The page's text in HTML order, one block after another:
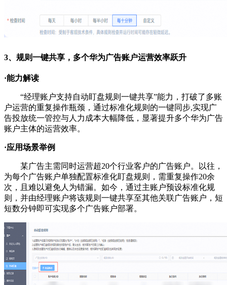
3、规则一键共享，多个华为广告账户运营效率跃升
·能力解读
“经理账户支持自动盯盘规则一键共享”能力，打破了多账
户运营的重复操作瓶颈，通过标准化规则的一键同步,实现广
告投放统一管控与人力成本大幅降低，显著提升多个华为广告
账户主体的运营效率。
·应用场景举例
某广告主需同时运营超20个行业客户的广告账户。以往，
为每个广告账户单独配置标准化盯盘规则，需重复操作20余
次，且难以避免人为错漏。如今，通过主账户预设标准化规
则，并由经理账户将该规则一键共享至其他关联广告账户，短
短数分钟即可实现多个广告账户部署。